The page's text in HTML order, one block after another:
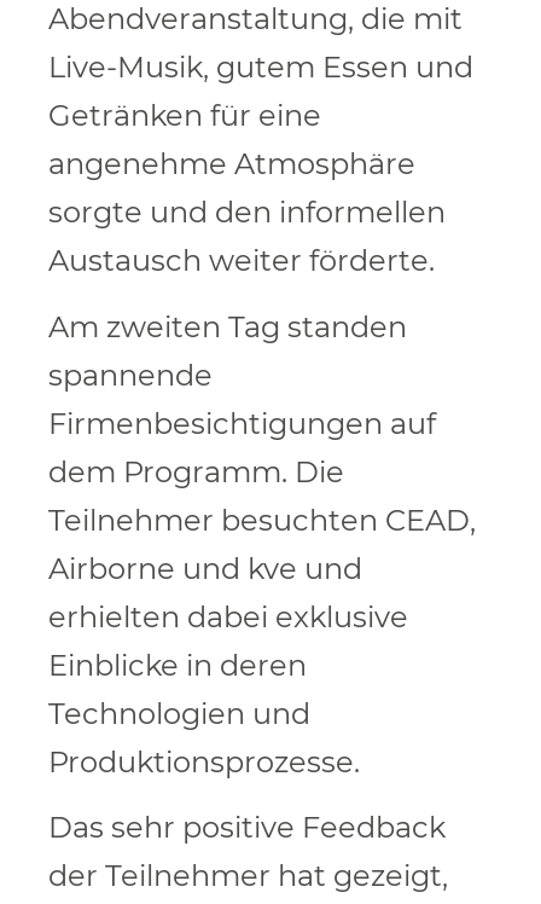
Abendveranstaltung, die mit
Live-Musik, gutem Essen und
Getränken für eine
angenehme Atmosphäre
sorgte und den informellen
Austausch weiter förderte.
Am zweiten Tag standen
spannende
Firmenbesichtigungen auf
dem Programm. Die
Teilnehmer besuchten CEAD,
Airborne und kve und
erhielten dabei exklusive
Einblicke in deren
Technologien und
Produktionsprozesse.
Das sehr positive Feedback
der Teilnehmer hat gezeigt,